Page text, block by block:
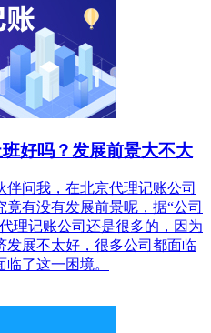
好吗？发展前景大不大
问我，在北京代理记账公司
竟有没有发展前景呢，据“公司
理记账公司还是很多的，因为
发展不太好，很多公司都面临
了这一困境。